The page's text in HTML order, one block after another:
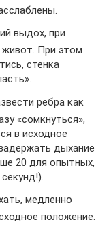
выдох, при
живот. При этом
стенка
ребра как
«сомкнуться»,
в исходное
дыхание
20 для опытных,
медленно
положение.